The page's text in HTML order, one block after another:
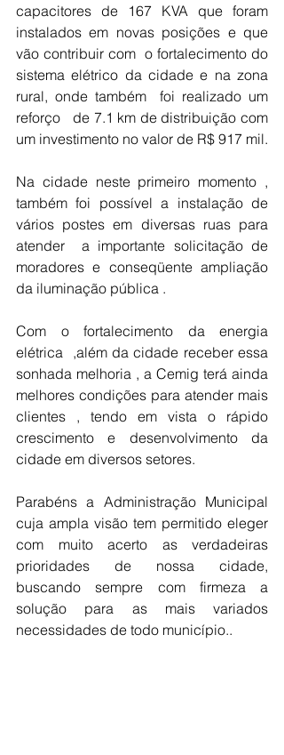
capacitores de 167 KVA que foram
instalados em novas posições e que
vão contribuir com  o fortalecimento do
sistema elétrico da cidade e na zona
rural, onde também  foi realizado um
reforço   de 7.1 km de distribuição com
um investimento no valor de R$ 917 mil.
Na cidade neste primeiro momento ,
também foi possível a instalação de
vários postes em diversas ruas para
atender  a importante solicitação de
moradores e conseqüente ampliação
da iluminação pública .
Com o fortalecimento da energia
elétrica  ,além da cidade receber essa
sonhada melhoria , a Cemig terá ainda
melhores condições para atender mais
clientes , tendo em vista o rápido
crescimento e desenvolvimento da
cidade em diversos setores.
Parabéns a Administração Municipal
cuja ampla visão tem permitido eleger
com muito acerto as verdadeiras
prioridades de nossa cidade,
buscando sempre com firmeza a
solução para as mais variados
necessidades de todo município..